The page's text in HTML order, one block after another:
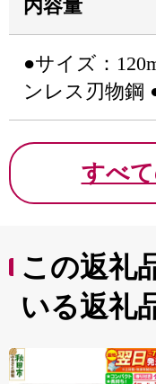
内容量
●サイズ：
ンレス刃物鋼
すべ
この返礼
いる返礼